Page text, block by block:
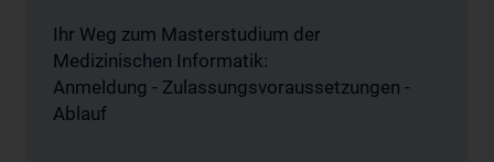
Ihr Weg zum Masterstudium der
Medizinischen Informatik:
Anmeldung - Zulassungsvoraussetzungen -
Ablauf